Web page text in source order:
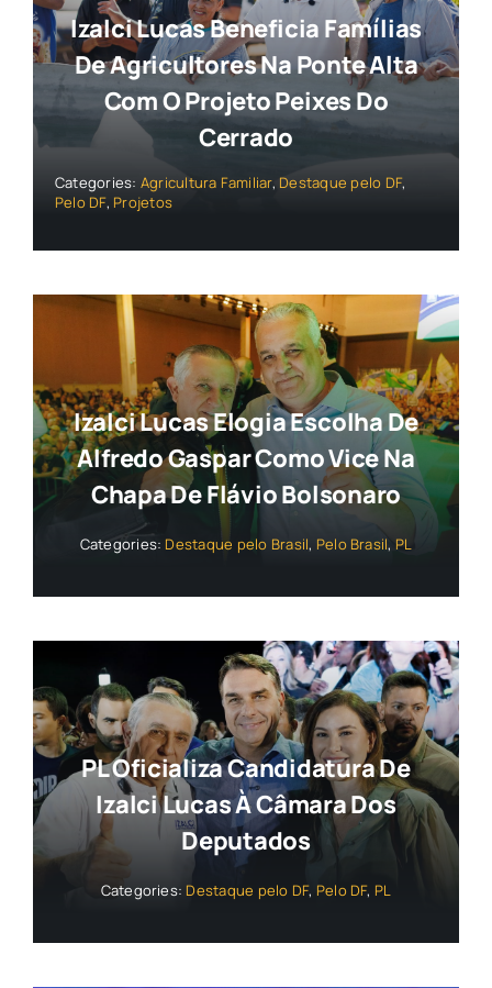
Izalci Lucas Beneficia Famílias
De Agricultores Na Ponte Alta
Com O Projeto Peixes Do
Cerrado
Categories: Agricultura Familiar,Destaque pelo DF,
Pelo DF, Projetos
Izalci Lucas Elogia Escolha De
Alfredo Gaspar Como Vice Na
Chapa De Flávio Bolsonaro
Categories: Destaque pelo Brasil, Pelo Brasil, PL
PL Oficializa Candidatura De
Izalci Lucas À Câmara Dos
Deputados
Categories: Destaque pelo DF, Pelo DF, PL